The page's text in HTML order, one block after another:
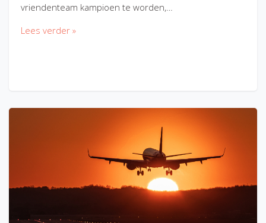
vriendenteam kampioen te worden,…
Lees verder »